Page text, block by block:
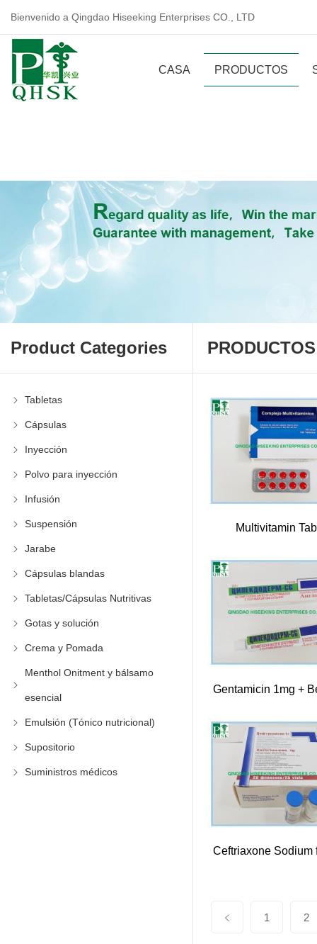
Bienvenido a Qingdao Hiseeking Enterprises CO., LTD
CASA PRODUCTOS
Product Categories PRODUCTOS
Tabletas
Cápsulas
Inyección
Polvo para inyección
Infusión
Suspensión
Jarabe
Cápsulas blandas
Tabletas/Cápsulas Nutritivas
Gotas y solución
Crema y Pomada
Menthol Onitment y bálsamo
esencial
Emulsión (Tónico nutricional)
Supositorio
Suministros médicos
Multivitamin
1 2